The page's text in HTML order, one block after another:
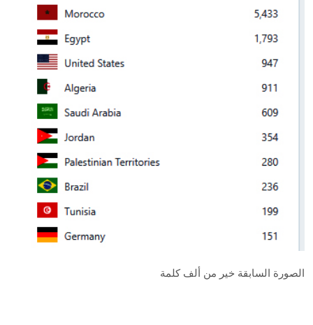
الصورة السابقة خير من ألف كلمة